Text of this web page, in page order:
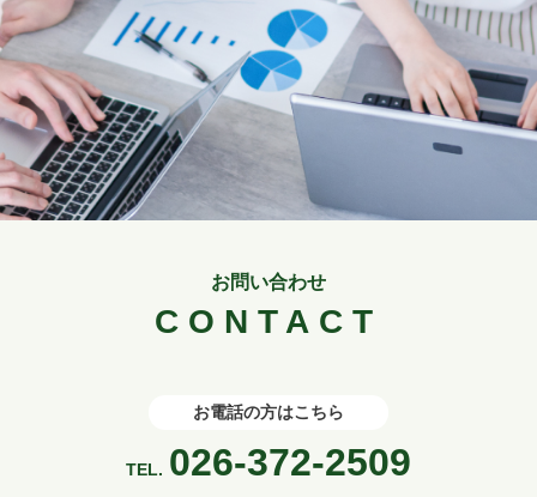
お問い合わせ
CONTACT
お電話の方はこちら
TEL. 026-372-2509